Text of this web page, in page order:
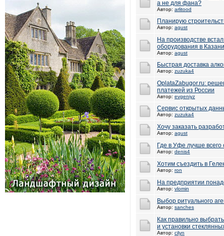
а не для фана?
Автор: arlitood
Планирую
Автор: agust
На производстве
оборудования в Казани
Автор: agust
Быстрая доставка
Автор: zuzuka4
OplataZabugor.ru:
платежей из России
Автор: evgeniyz
Сервис открытых
Автор: zuzuka4
Хочу заказать
Автор: agust
Где в Уфе лучше
Автор: denis4
Хотим съездить в
Автор: ron
На предприятии
Автор: vlomin
Выбор ритуального
Автор: sanches
Как правильно
и установки
Автор: cilyn